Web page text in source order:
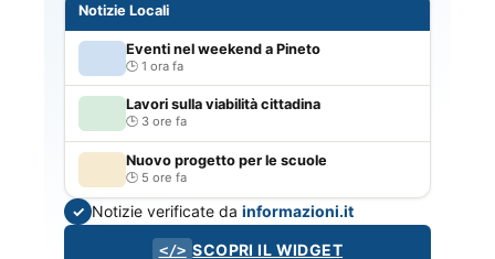
Notizie Locali
Eventi nel weekend a Pineto
1 ora fa
Lavori sulla viabilità cittadina
3 ore fa
Nuovo progetto per le scuole
5 ore fa
✓ Notizie verificate dainformazioni.it
</> SCOPRI IL WIDGET